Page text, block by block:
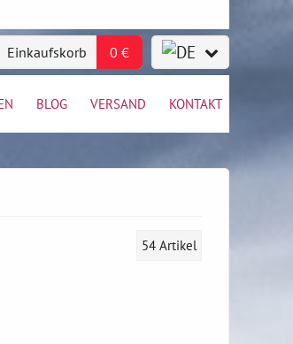
Einkaufskorb 0 €
BLOG VERSAND KONTAKT
54 Artikel